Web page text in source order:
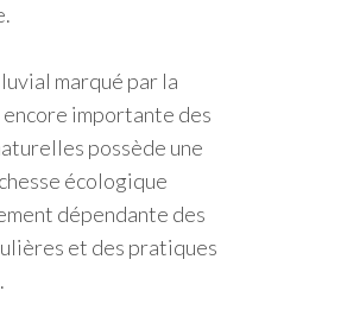
marqué par la
importante des
possède une
écologique
dépendante des
et des pratiques